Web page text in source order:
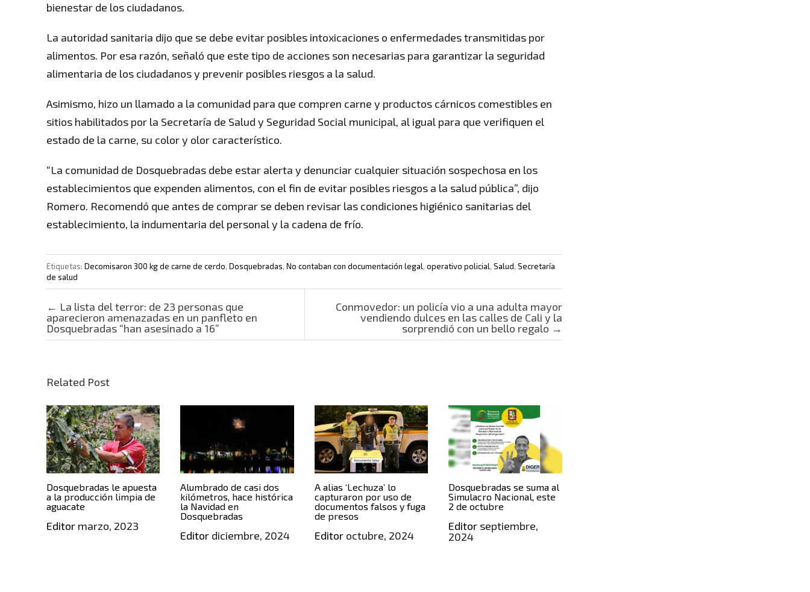
bienestar de los ciudadanos.
La autoridad sanitaria dijo que se debe evitar posibles intoxicaciones o enfermedades transmitidas por
alimentos. Por esa razón, señaló que este tipo de acciones son necesarias para garantizar la seguridad
alimentaria de los ciudadanos y prevenir posibles riesgos a la salud.
Asimismo, hizo un llamado a la comunidad para que compren carne y productos cárnicos comestibles en
sitios habilitados por la Secretaría de Salud y Seguridad Social municipal, al igual para que verifiquen el
estado de la carne, su color y olor característico.
“La comunidad de Dosquebradas debe estar alerta y denunciar cualquier situación sospechosa en los
establecimientos que expenden alimentos, con el fin de evitar posibles riesgos a la salud pública”, dijo
Romero. Recomendó que antes de comprar se deben revisar las condiciones higiénico sanitarias del
establecimiento, la indumentaria del personal y la cadena de frío.
Etiquetas: Decomisaron 300 kg de carne de cerdo, Dosquebradas, No contaban con documentación legal, operativo policial, Salud, Secretaría
de salud
Post navigation
← La lista del terror: de 23 personas que
aparecieron amenazadas en un panfleto en
Dosquebradas “han asesinado a 16”
Conmovedor: un policía vio a una adulta mayor
vendiendo dulces en las calles de Cali y la
sorprendió con un bello regalo →
Related Post
Dosquebradas le apuesta
a la producción limpia de
aguacate
Editor marzo, 2023
Alumbrado de casi dos
kilómetros, hace histórica
la Navidad en
Dosquebradas
Editor diciembre, 2024
A alias ‘Lechuza’ lo
capturaron por uso de
documentos falsos y fuga
de presos
Editoroctubre, 2024
Dosquebradas se suma al
Simulacro Nacional, este
2 de octubre
Editor septiembre,
2024